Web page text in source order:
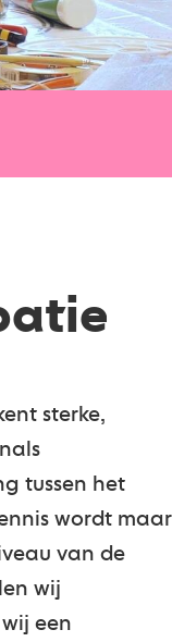
sterke,
tussen het
wordt maar
van de
wij
een